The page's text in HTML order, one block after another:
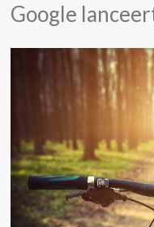
Google